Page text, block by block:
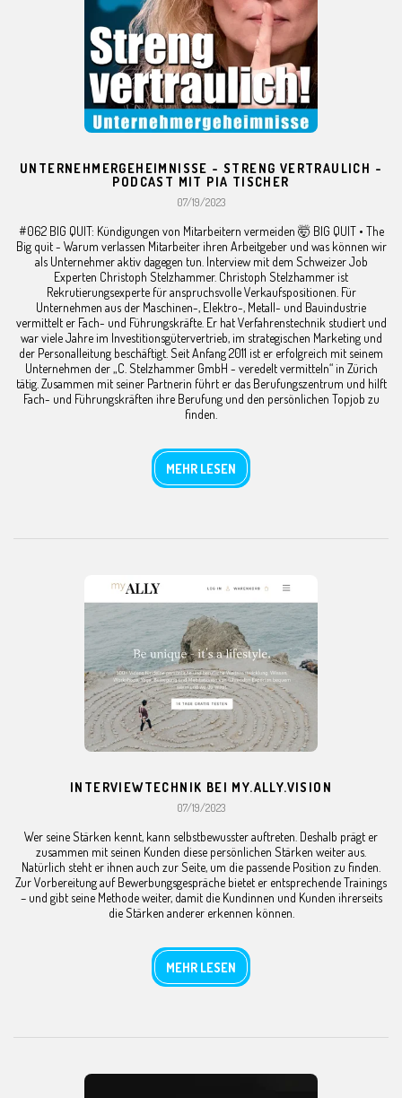
UNTERNEHMERGEHEIMNISSE - STRENG VERTRAULICH -
PODCAST MIT PIA TISCHER
07/19/2023
#062 BIG QUIT: Kündigungen von Mitarbeitern vermeiden 🤯 BIG QUIT • The
Big quit - Warum verlassen Mitarbeiter ihren Arbeitgeber und was können wir
als Unternehmer aktiv dagegen tun. Interview mit dem Schweizer Job
Experten Christoph Stelzhammer. Christoph Stelzhammer ist
Rekrutierungsexperte für anspruchsvolle Verkaufspositionen. Für
Unternehmen aus der Maschinen-, Elektro-, Metall- und Bauindustrie
vermittelt er Fach- und Führungskräfte. Er hat Verfahrenstechnik studiert und
war viele Jahre im Investitionsgütervertrieb, im strategischen Marketing und
der Personalleitung beschäftigt. Seit Anfang 2011 ist er erfolgreich mit seinem
Unternehmen der „C. Stelzhammer GmbH - veredelt vermitteln“ in Zürich
tätig. Zusammen mit seiner Partnerin führt er das Berufungszentrum und hilft
Fach- und Führungskräften ihre Berufung und den persönlichen Topjob zu
finden.
MEHR LESEN
INTERVIEWTECHNIK BEI MY.ALLY.VISION
07/19/2023
Wer seine Stärken kennt, kann selbstbewusster auftreten. Deshalb prägt er
zusammen mit seinen Kunden diese persönlichen Stärken weiter aus.
Natürlich steht er ihnen auch zur Seite, um die passende Position zu finden.
Zur Vorbereitung auf Bewerbungsgespräche bietet er entsprechende Trainings
– und gibt seine Methode weiter, damit die Kundinnen und Kunden ihrerseits
die Stärken anderer erkennen können.
MEHR LESEN